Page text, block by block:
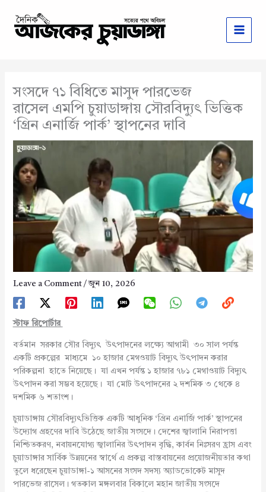
content
সংসদে ৭১ বিধিতে মাসুদ পারভেজ
রাসেল এমপি চুয়াডাঙ্গায় সৌরবিদ্যুৎ ভিত্তিক
‘গ্রিন এনার্জি পার্ক’ স্থাপনের দাবি
Leave a Comment /জুন 10, 2026
স্টাফ রিপোর্টার
বর্তমান সরকার সৌর বিদ্যুৎ উৎপাদনের লক্ষ্যে আগামী ৩০ সাল পর্যন্ত
একটি প্রকল্পের মাধ্যমে ১০ হাজার মেগওয়াট বিদ্যুৎ উৎপাদন করার
পরিকল্পনা হাতে নিয়েছে। যা এখন পর্যন্ত ১ হাজার ৭৮১ মেগাওয়াট বিদ্যুৎ
উৎপাদন করা সম্ভব হয়েছে। যা মোট উৎপাদনের ২ দশমিক ৩ থেকে ৪
দশমিক ৬ শতাংশ।
চুয়াডাঙ্গায় সৌরবিদ্যুৎভিত্তিক একটি আধুনিক ‘গ্রিন এনার্জি পার্ক’ স্থাপনের
উদ্যোগ গ্রহণের দাবি উঠেছে জাতীয় সংসদে। দেশের জ্বালানি নিরাপত্তা
নিশ্চিতকরণ, নবায়নযোগ্য জ্বালানির উৎপাদন বৃদ্ধি, কার্বন নিঃসরণ হ্রাস এবং
চুয়াডাঙ্গার সার্বিক উন্নয়নের স্বার্থে এ প্রকল্প বাস্তবায়নের প্রয়োজনীয়তার কথা
তুলে ধরেছেন চুয়াডাঙ্গা-১ আসনের সংসদ সদস্য অ্যাডভোকেট মাসুদ
পারভেজ রাসেল। গতকাল মঙ্গলবার বিকালে মহান জাতীয় সংসদে